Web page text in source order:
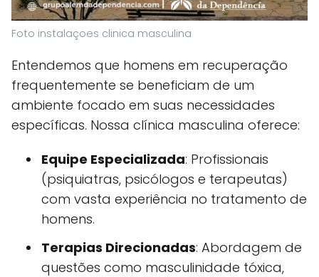
Foto instalaçoes clinica masculina
Entendemos que homens em recuperação
frequentemente se beneficiam de um
ambiente focado em suas necessidades
específicas. Nossa clínica masculina oferece:
Equipe Especializada: Profissionais
(psiquiatras, psicólogos e terapeutas)
com vasta experiência no tratamento de
homens.
Terapias Direcionadas: Abordagem de
questões como masculinidade tóxica,